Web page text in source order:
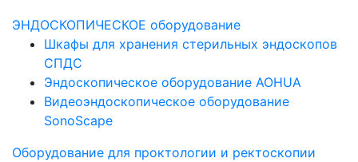
ЭНДОСКОПИЧЕСКОЕ оборудование
Шкафы для хранения стерильных эндоскопов
СПДС
Эндоскопическое оборудование AOHUA
Видеоэндоскопическое оборудование
SonoScape
Оборудование для проктологии и ректоскопии